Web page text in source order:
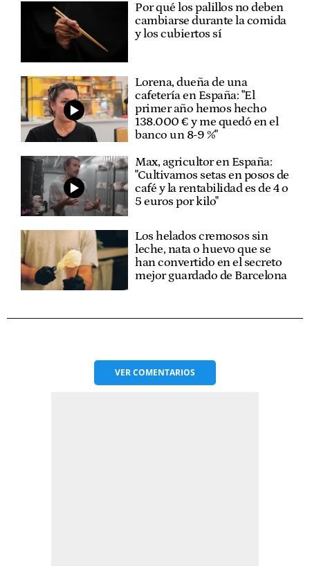
Por qué los palillos no deben
cambiarse durante la comida
y los cubiertos sí
Lorena, dueña de una
cafetería en España: "El
primer año hemos hecho
138.000 € y me quedó en el
banco un 8-9 %"
Max, agricultor en España:
"Cultivamos setas en posos de
café y la rentabilidad es de 4 o
5 euros por kilo"
Los helados cremosos sin
leche, nata o huevo que se
han convertido en el secreto
mejor guardado de Barcelona
VERCOMENTARIOS